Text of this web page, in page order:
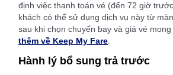
định việc thanh toán vé (đến 72 giờ
khách có thể sử dụng dịch vụ này từ
sau khi chọn chuyến bay và giá vé mong
thêm về Keep My Fare.
Hành lý bổ sung trả trước